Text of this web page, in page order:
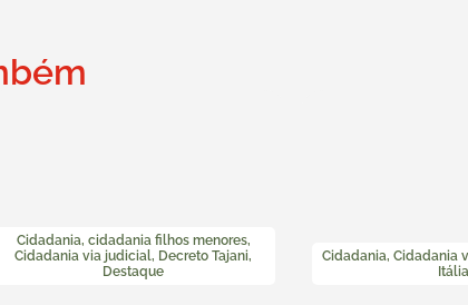
Cidadania, cidadania filhos menores,
Cidadania via judicial, Decreto Tajani,
Destaque
Cidadania, Cidadania
Itália